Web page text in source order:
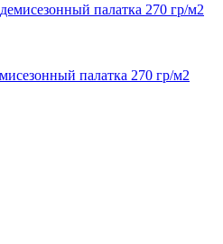
палатка 270 гр/м2